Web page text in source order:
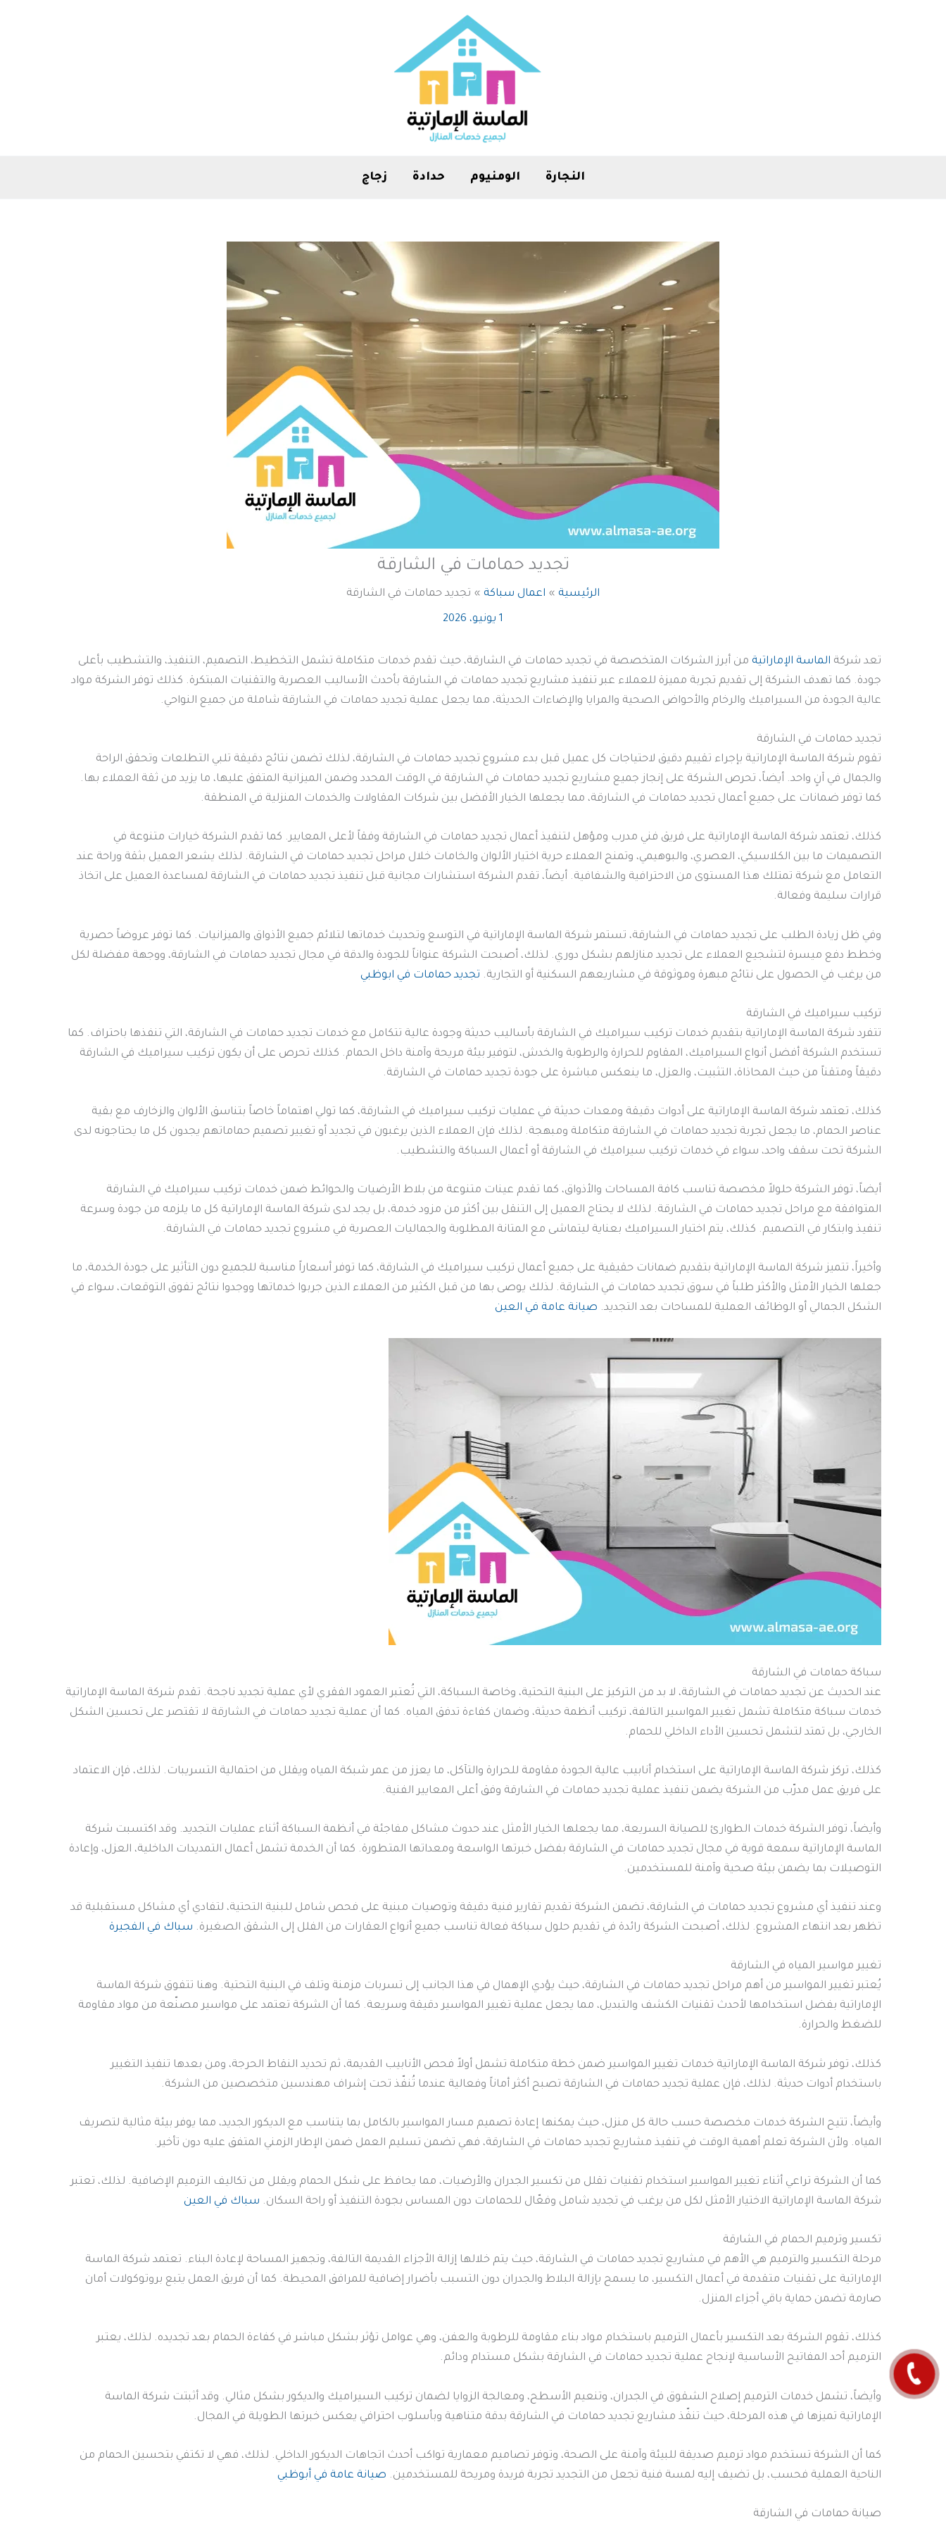
النجارة الومنيوم حدادة زجاج
تجديد حمامات في الشارقة
الرئيسية اعمال سباكة تجديد حمامات في الشارقة
1 يونيو، 2026
تعد شركة الماسة الإماراتية من أبرز الشركات المتخصصة في تجديد حمامات في الشارقة، حيث تقدم خدمات متكاملة تشمل التخطيط، التصميم، التنفيذ، والتشطيب بأعلى
جودة. كما تهدف الشركة إلى تقديم تجربة مميزة للعملاء عبر تنفيذ مشاريع تجديد حمامات في الشارقة بأحدث الأساليب العصرية والتقنيات المبتكرة. كذلك توفر الشركة مواد
عالية الجودة من السيراميك والرخام والأحواض الصحية والمرايا والإضاءات الحديثة، مما يجعل عملية تجديد حمامات في الشارقة شاملة من جميع النواحي.
تجديد حمامات في الشارقة
تقوم شركة الماسة الإماراتية بإجراء تقييم دقيق لاحتياجات كل عميل قبل بدء مشروع تجديد حمامات في الشارقة، لذلك تضمن نتائج دقيقة تلبي التطلعات وتحقق الراحة
والجمال في آنٍ واحد. أيضاً، تحرص الشركة على إنجاز جميع مشاريع تجديد حمامات في الشارقة في الوقت المحدد وضمن الميزانية المتفق عليها، ما يزيد من ثقة العملاء بها.
كما توفر ضمانات على جميع أعمال تجديد حمامات في الشارقة، مما يجعلها الخيار الأفضل بين شركات المقاولات والخدمات المنزلية في المنطقة.
كذلك، تعتمد شركة الماسة الإماراتية على فريق فني مدرب ومؤهل لتنفيذ أعمال تجديد حمامات في الشارقة وفقاً لأعلى المعايير. كما تقدم الشركة خيارات متنوعة في
التصميمات ما بين الكلاسيكي، العصري، والبوهيمي، وتمنح العملاء حرية اختيار الألوان والخامات خلال مراحل تجديد حمامات في الشارقة. لذلك يشعر العميل بثقة وراحة عند
التعامل مع شركة تمتلك هذا المستوى من الاحترافية والشفافية. أيضاً، تقدم الشركة استشارات مجانية قبل تنفيذ تجديد حمامات في الشارقة لمساعدة العميل على اتخاذ
قرارات سليمة وفعالة.
وفي ظل زيادة الطلب على تجديد حمامات في الشارقة، تستمر شركة الماسة الإماراتية في التوسع وتحديث خدماتها لتلائم جميع الأذواق والميزانيات. كما توفر عروضاً حصرية
وخطط دفع ميسرة لتشجيع العملاء على تجديد منازلهم بشكل دوري. لذلك، أصبحت الشركة عنواناً للجودة والدقة في مجال تجديد حمامات في الشارقة، ووجهة مفضلة لكل
من يرغب في الحصول على نتائج مبهرة وموثوقة في مشاريعهم السكنية أو التجارية. تجديد حمامات في ابوظبي
تركيب سيراميك في الشارقة
تتفرد شركة الماسة الإماراتية بتقديم خدمات تركيب سيراميك في الشارقة بأساليب حديثة وجودة عالية تتكامل مع خدمات تجديد حمامات في الشارقة، التي تنفذها باحتراف. كما
تستخدم الشركة أفضل أنواع السيراميك، المقاوم للحرارة والرطوبة والخدش، لتوفير بيئة مريحة وآمنة داخل الحمام. كذلك تحرص على أن يكون تركيب سيراميك في الشارقة
دقيقاً ومتقناً من حيث المحاذاة، التثبيت، والعزل، ما ينعكس مباشرة على جودة تجديد حمامات في الشارقة.
كذلك، تعتمد شركة الماسة الإماراتية على أدوات دقيقة ومعدات حديثة في عمليات تركيب سيراميك في الشارقة، كما تولي اهتماماً خاصاً بتناسق الألوان والزخارف مع بقية
عناصر الحمام، ما يجعل تجربة تجديد حمامات في الشارقة متكاملة ومبهجة. لذلك فإن العملاء الذين يرغبون في تجديد أو تغيير تصميم حماماتهم يجدون كل ما يحتاجونه لدى
الشركة تحت سقف واحد، سواء في خدمات تركيب سيراميك في الشارقة أو أعمال السباكة والتشطيب.
أيضاً، توفر الشركة حلولاً مخصصة تناسب كافة المساحات والأذواق، كما تقدم عينات متنوعة من بلاط الأرضيات والحوائط ضمن خدمات تركيب سيراميك في الشارقة
المتوافقة مع مراحل تجديد حمامات في الشارقة. لذلك لا يحتاج العميل إلى التنقل بين أكثر من مزود خدمة، بل يجد لدى شركة الماسة الإماراتية كل ما يلزمه من جودة وسرعة
تنفيذ وابتكار في التصميم. كذلك، يتم اختيار السيراميك بعناية ليتماشى مع المتانة المطلوبة والجماليات العصرية في مشروع تجديد حمامات في الشارقة.
وأخيراً، تتميز شركة الماسة الإماراتية بتقديم ضمانات حقيقية على جميع أعمال تركيب سيراميك في الشارقة، كما توفر أسعاراً مناسبة للجميع دون التأثير على جودة الخدمة، ما
جعلها الخيار الأمثل والأكثر طلباً في سوق تجديد حمامات في الشارقة. لذلك يوصى بها من قبل الكثير من العملاء الذين جربوا خدماتها ووجدوا نتائج تفوق التوقعات، سواء في
الشكل الجمالي أو الوظائف العملية للمساحات بعد التجديد. صيانة عامة في العين
سباكة حمامات في الشارقة
عند الحديث عن تجديد حمامات في الشارقة، لا بد من التركيز على البنية التحتية، وخاصة السباكة، التي تُعتبر العمود الفقري لأي عملية تجديد ناجحة. تقدم شركة الماسة الإماراتية
خدمات سباكة متكاملة تشمل تغيير المواسير التالفة، تركيب أنظمة حديثة، وضمان كفاءة تدفق المياه. كما أن عملية تجديد حمامات في الشارقة لا تقتصر على تحسين الشكل
الخارجي، بل تمتد لتشمل تحسين الأداء الداخلي للحمام.
كذلك، تركز شركة الماسة الإماراتية على استخدام أنابيب عالية الجودة مقاومة للحرارة والتآكل، ما يعزز من عمر شبكة المياه ويقلل من احتمالية التسريبات. لذلك، فإن الاعتماد
على فريق عمل مدرّب من الشركة يضمن تنفيذ عملية تجديد حمامات في الشارقة وفق أعلى المعايير الفنية.
وأيضاً، توفر الشركة خدمات الطوارئ للصيانة السريعة، مما يجعلها الخيار الأمثل عند حدوث مشاكل مفاجئة في أنظمة السباكة أثناء عمليات التجديد. وقد اكتسبت شركة
الماسة الإماراتية سمعة قوية في مجال تجديد حمامات في الشارقة بفضل خبرتها الواسعة ومعداتها المتطورة. كما أن الخدمة تشمل أعمال التمديدات الداخلية، العزل، وإعادة
التوصيلات بما يضمن بيئة صحية وآمنة للمستخدمين.
وعند تنفيذ أي مشروع تجديد حمامات في الشارقة، تضمن الشركة تقديم تقارير فنية دقيقة وتوصيات مبنية على فحص شامل للبنية التحتية، لتفادي أي مشاكل مستقبلية قد
تظهر بعد انتهاء المشروع. لذلك، أصبحت الشركة رائدة في تقديم حلول سباكة فعالة تناسب جميع أنواع العقارات من الفلل إلى الشقق الصغيرة. سباك في الفجيرة
تغيير مواسير المياه في الشارقة
يُعتبر تغيير المواسير من أهم مراحل تجديد حمامات في الشارقة، حيث يؤدي الإهمال في هذا الجانب إلى تسربات مزمنة وتلف في البنية التحتية. وهنا تتفوق شركة الماسة
الإماراتية بفضل استخدامها لأحدث تقنيات الكشف والتبديل، مما يجعل عملية تغيير المواسير دقيقة وسريعة. كما أن الشركة تعتمد على مواسير مصنّعة من مواد مقاومة
للضغط والحرارة.
كذلك، توفر شركة الماسة الإماراتية خدمات تغيير المواسير ضمن خطة متكاملة تشمل أولاً فحص الأنابيب القديمة، ثم تحديد النقاط الحرجة، ومن بعدها تنفيذ التغيير
باستخدام أدوات حديثة. لذلك، فإن عملية تجديد حمامات في الشارقة تصبح أكثر أماناً وفعالية عندما تُنفّذ تحت إشراف مهندسين متخصصين من الشركة.
وأيضاً، تتيح الشركة خدمات مخصصة حسب حالة كل منزل، حيث يمكنها إعادة تصميم مسار المواسير بالكامل بما يتناسب مع الديكور الجديد، مما يوفر بيئة مثالية لتصريف
المياه. ولأن الشركة تعلم أهمية الوقت في تنفيذ مشاريع تجديد حمامات في الشارقة، فهي تضمن تسليم العمل ضمن الإطار الزمني المتفق عليه دون تأخير.
كما أن الشركة تراعي أثناء تغيير المواسير استخدام تقنيات تقلل من تكسير الجدران والأرضيات، مما يحافظ على شكل الحمام ويقلل من تكاليف الترميم الإضافية. لذلك، تعتبر
شركة الماسة الإماراتية الاختيار الأمثل لكل من يرغب في تجديد شامل وفعّال للحمامات دون المساس بجودة التنفيذ أو راحة السكان. سباك في العين
تكسير وترميم الحمام في الشارقة
مرحلة التكسير والترميم هي الأهم في مشاريع تجديد حمامات في الشارقة، حيث يتم خلالها إزالة الأجزاء القديمة التالفة، وتجهيز المساحة لإعادة البناء. تعتمد شركة الماسة
الإماراتية على تقنيات متقدمة في أعمال التكسير، ما يسمح بإزالة البلاط والجدران دون التسبب بأضرار إضافية للمرافق المحيطة. كما أن فريق العمل يتبع بروتوكولات أمان
صارمة تضمن حماية باقي أجزاء المنزل.
كذلك، تقوم الشركة بعد التكسير بأعمال الترميم باستخدام مواد بناء مقاومة للرطوبة والعفن، وهي عوامل تؤثر بشكل مباشر في كفاءة الحمام بعد تجديده. لذلك، يعتبر
الترميم أحد المفاتيح الأساسية لإنجاح عملية تجديد حمامات في الشارقة بشكل مستدام ودائم.
وأيضاً، تشمل خدمات الترميم إصلاح الشقوق في الجدران، وتنعيم الأسطح، ومعالجة الزوايا لضمان تركيب السيراميك والديكور بشكل مثالي. وقد أثبتت شركة الماسة
الإماراتية تميزها في هذه المرحلة، حيث تنفّذ مشاريع تجديد حمامات في الشارقة بدقة متناهية وبأسلوب احترافي يعكس خبرتها الطويلة في المجال.
كما أن الشركة تستخدم مواد ترميم صديقة للبيئة وآمنة على الصحة، وتوفر تصاميم معمارية تواكب أحدث اتجاهات الديكور الداخلي. لذلك، فهي لا تكتفي بتحسين الحمام من
الناحية العملية فحسب، بل تضيف إليه لمسة فنية تجعل من التجديد تجربة فريدة ومريحة للمستخدمين. صيانة عامة في أبوظبي
صيانة حمامات في الشارقة